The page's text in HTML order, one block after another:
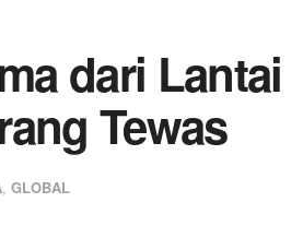
dari Lantai
Tewas
, GLOBAL